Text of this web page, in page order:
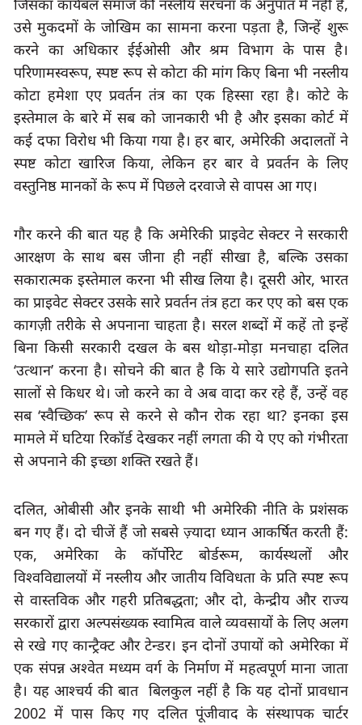
जिसका कार्यबल समाज की नस्लीय संरचना के अनुपात में नहीं है
उसे मुकदमों के जोखिम का सामना करना पड़ता है, जिन्हें शुरू
करने का अधिकार ईईओसी और श्रम विभाग के पास है।
परिणामस्वरूप, स्पष्ट रूप से कोटा की मांग किए बिना भी नस्लीय
कोटा हमेशा एए प्रवर्तन तंत्र का एक हिस्सा रहा है। कोटे के
इस्तेमाल के बारे में सब को जानकारी भी है और इसका कोर्ट में
कई दफा विरोध भी किया गया है। हर बार, अमेरिकी अदालतों ने
स्पष्ट कोटा खारिज किया, लेकिन हर बार वे प्रवर्तन के लिए
वस्तुनिष्ठ मानकों के रूप में पिछले दरवाजे से वापस आ गए।
गौर करने की बात यह है कि अमेरिकी प्राइवेट सेक्टर ने सरकारी
आरक्षण के साथ बस जीना ही नहीं सीखा है, बल्कि उसका
सकारात्मक इस्तेमाल करना भी सीख लिया है। दूसरी ओर, भारत
का प्राइवेट सेक्टर उसके सारे प्रवर्तन तंत्र हटा कर एए को बस एक
कागज़ी तरीके से अपनाना चाहता है। सरल शब्दों में कहें तो इन्हें
बिना किसी सरकारी दखल के बस थोड़ा-मोड़ा मनचाहा दलित
‘उत्थान’ करना है। सोचने की बात है कि ये सारे उद्योगपति इतने
सालों से किधर थे। जो करने का वे अब वादा कर रहे हैं, उन्हें वह
सब ‘स्वैच्छिक’ रूप से करने से कौन रोक रहा था? इनका इस
मामले में घटिया रिकॉर्ड देखकर नहीं लगता की ये एए को गंभीरता
से अपनाने की इच्छा शक्ति रखते हैं।
दलित, ओबीसी और इनके साथी भी अमेरिकी नीति के प्रशंसक
बन गए हैं। दो चीजें हैं जो सबसे ज़्यादा ध्यान आकर्षित करती हैं:
एक, अमेरिका के कॉर्पोरेट बोर्डरूम, कार्यस्थलों और
विश्वविद्यालयों में नस्लीय और जातीय विविधता के प्रति स्पष्ट रूप
से वास्तविक और गहरी प्रतिबद्धता; और दो, केन्द्रीय और राज्य
सरकारों द्वारा अल्पसंख्यक स्वामित्व वाले व्यवसायों के लिए अलग
से रखे गए कान्ट्रैक्ट और टेन्डर। इन दोनों उपायों को अमेरिका में
एक संपन्न अश्वेत मध्यम वर्ग के निर्माण में महत्वपूर्ण माना जाता
है। यह आश्चर्य की बात
2002 में पास किए गए दलित पूंजीवाद के संस्थापक चार्टर